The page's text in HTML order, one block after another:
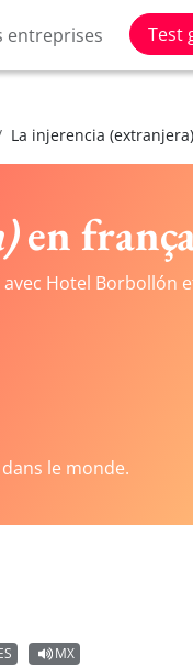
entreprises Test
La injerencia (extranjera)
en
Hotel Borbollón
le monde.
MX